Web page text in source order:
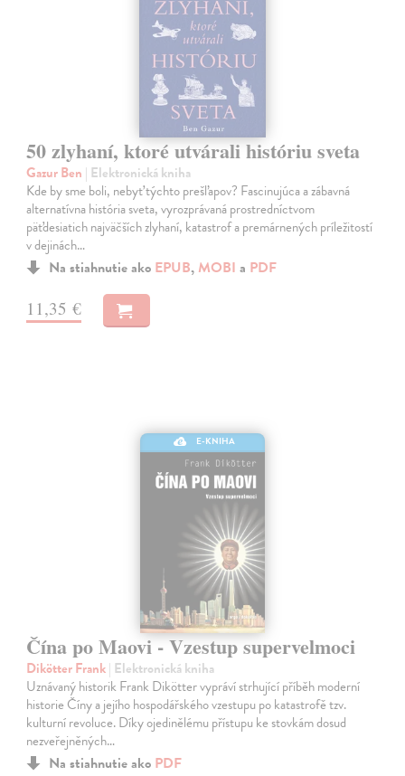
50 zlyhaní, ktoré utvárali históriu sveta
Gazur Ben | Elektronická kniha
Kde by sme boli, nebyť týchto prešľapov? Fascinujúca a zábavná
alternatívna história sveta, vyrozprávaná prostredníctvom
päťdesiatich najväčších zlyhaní, katastrof a premárnených príležitostí
v dejinách…
Na stiahnutie ako EPUB, MOBI a PDF
11,35 €
E-KNIHA
Čína po Maovi - Vzestup supervelmoci
Dikötter Frank| Elektronická kniha
Uznávaný historik Frank Dikötter vypráví strhující příběh moderní
historie Číny a jejího hospodářského vzestupu po katastrofě tzv.
kulturní revoluce. Díky ojedinělému přístupu ke stovkám dosud
nezveřejněných…
Na stiahnutie ako PDF